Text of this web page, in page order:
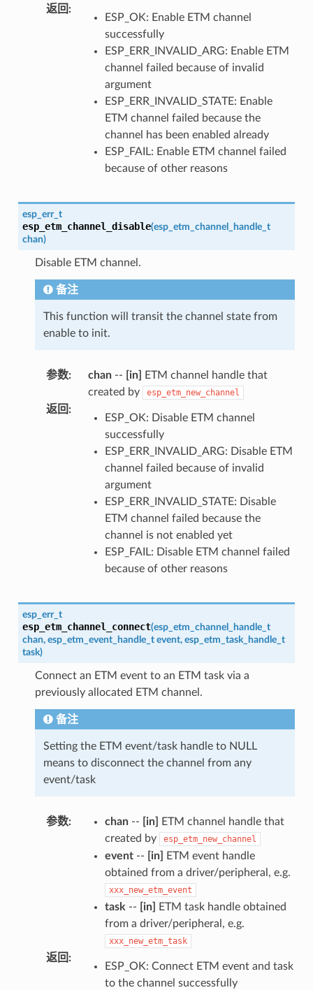
返回:
ESP_OK: Enable ETM channel
successfully
ESP_ERR_INVALID_ARG: Enable ETM
channel failed because of invalid
argument
ESP_ERR_INVALID_STATE: Enable
ETM channel failed because the
channel has been enabled already
ESP_FAIL: Enable ETM channel failed
because of other reasons
esp_err_t
esp_etm_channel_disable(esp_etm_channel_handle_t
chan)
Disable ETM channel.
备注
This function will transit the channel state from
enable to init.
参数: chan-- [in]
ETM channel handle that
created by
esp_etm_new_channel
返回:
ESP_OK: Disable ETM channel
successfully
ESP_ERR_INVALID_ARG: Disable ETM
channel failed because of invalid
argument
ESP_ERR_INVALID_STATE: Disable
ETM channel failed because the
channel is not enabled yet
ESP_FAIL: Disable ETM channel failed
because of other reasons
esp_err_t
esp_etm_channel_connect(esp_etm_channel_handle_t
chan, esp_etm_event_handle_t event, esp_etm_task_handle_t
task)
Connect an ETM event to an ETM task via a
previously allocated ETM channel.
备注
Setting the ETM event/task handle to NULL
means to disconnect the channel from any
event/task
参数: chan-- [in]
ETM channel handle that
created by
esp_etm_new_channel
event-- [in]
ETM event handle
obtained from a driver/peripheral, e.g.
xxx_new_etm_event
task-- [in]
ETM task handle obtained
from a driver/peripheral, e.g.
xxx_new_etm_task
返回:
ESP_OK: Connect ETM event and task
to the channel successfully